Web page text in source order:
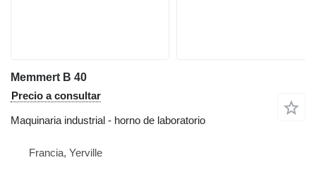
Memmert B 40
Precio a consultar
Maquinaria industrial - horno de laboratorio
Francia, Yerville